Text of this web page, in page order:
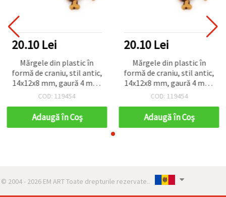
20.10 Lei
Mărgele din plastic în
formă de craniu, stil antic,
14x12x8 mm, gaură 4 mm,
maro, 50 g (~129 buc.)
COD: 119454
Adaugă în Coş
20.10 Lei
Mărgele din plastic în
formă de craniu, stil antic,
14x12x8 mm, gaură 4 mm,
maro, 50 g (~129 buc.)
COD: 119454
Adaugă în Coş
© 2004 - 2026 EM ART Toate drepturile rezervate..